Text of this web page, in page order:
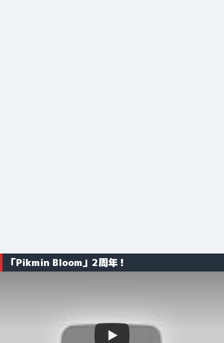
「Pikmin Bloom」2周年！